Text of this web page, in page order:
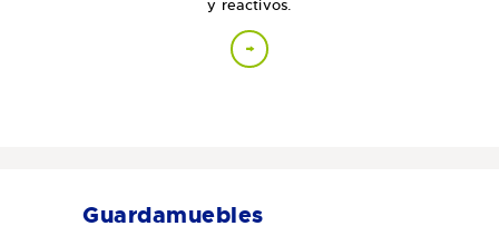
y reactivos.
Guardamuebles